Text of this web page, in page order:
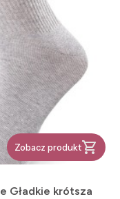
Zobacz produkt
Gładkie krótsza